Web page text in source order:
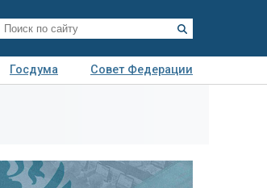
Госдума
Совет Федерации